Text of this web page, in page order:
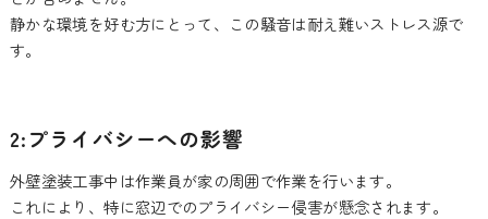
静かな環境を好む方にとって、この騒音は耐え難いストレス源で
す。
2:プライバシーへの影響
外壁塗装工事中は作業員が家の周囲で作業を行います。
これにより、特に窓辺でのプライバシー侵害が懸念されます。